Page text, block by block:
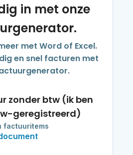
in met onze
met Word of Excel.
en snel facturen met
zonder btw (ik ben
geregistreerd)
factuuritems